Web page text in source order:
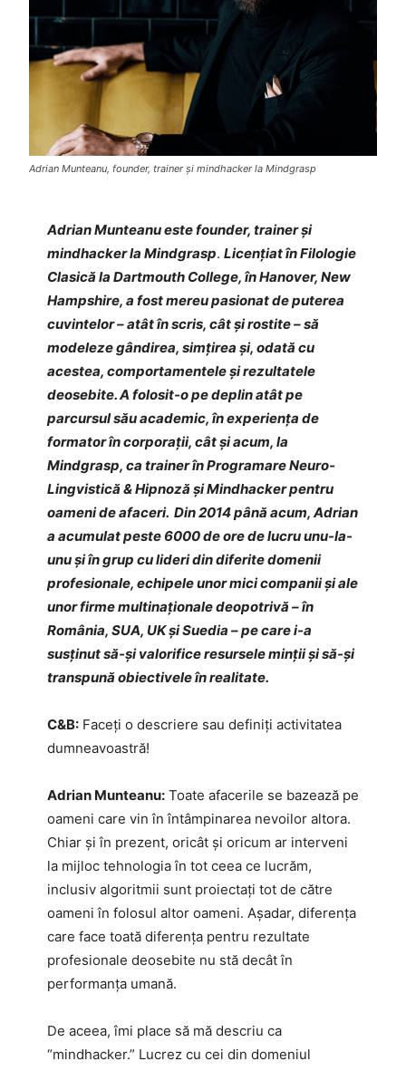
Adrian Munteanu, founder, trainer și mindhacker la Mindgrasp
Adrian Munteanuestefounder, trainerși
mindhackerla Mindgrasp. Licențiat în Filologie
Clasică la Dartmouth College, în Hanover, New
Hampshire, a fost mereu pasionat de puterea
cuvintelor – atât în scris, cât și rostite – să
modeleze gândirea, simțirea și, odată cu
acestea, comportamentele și rezultatele
deosebite. A folosit-o pe deplin atât pe
parcursul său academic, în experiența de
formator în corporații, cât și acum, la
Mindgrasp, ca trainer în Programare Neuro-
Lingvistică & Hipnoză și Mindhacker pentru
oameni de afaceri. Din 2014 până acum, Adrian
a acumulat peste 6000 de ore de lucru unu-la-
unu și în grup cu lideri din diferite domenii
profesionale, echipele unor mici companii și ale
unor firme multinaționale deopotrivă – în
România, SUA, UK și Suedia – pe care i-a
susținut să-și valorifice resursele minții și să-și
transpună obiectivele în realitate.
C&B: Faceți o descriere sau definiți activitatea
dumneavoastră!
Adrian Munteanu: Toate afacerile se bazează pe
oameni care vin în întâmpinarea nevoilor altora.
Chiar și în prezent, oricât și oricum ar interveni
la mijloc tehnologia în tot ceea ce lucrăm,
inclusiv algoritmii sunt proiectați tot de către
oameni în folosul altor oameni. Așadar, diferența
care face toată diferența pentru rezultate
profesionale deosebite nu stă decât în
performanța umană.
De aceea, îmi place să mă descriu ca
“mindhacker.” Lucrez cu cei din domeniul